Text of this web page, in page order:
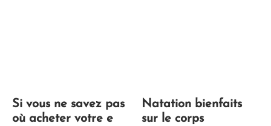
Si vous ne savez pas
où acheter votre e
Natation bienfaits
sur le corps